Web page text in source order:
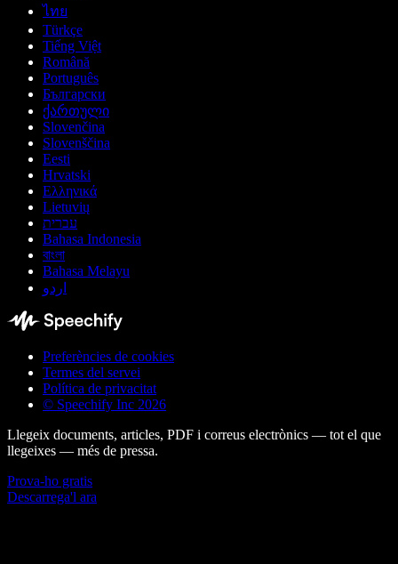
ไทย
Türkçe
Tiếng Việt
Română
Português
Български
ქართული
Slovenčina
Slovenščina
Eesti
Hrvatski
Ελληνικά
Lietuvių
עברית
Bahasa Indonesia
বাংলা
Bahasa Melayu
اردو
Preferències de cookies
Termes del servei
Política de privacitat
© Speechify Inc 2026
Llegeix documents, articles, PDF i correus electrònics — tot el que
llegeixes — més de pressa.
Prova-ho gratis
Descarrega'l ara